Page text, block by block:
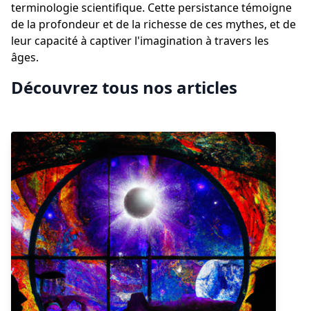
terminologie scientifique. Cette persistance témoigne
de la profondeur et de la richesse de ces mythes, et de
leur capacité à captiver l'imagination à travers les
âges.
Découvrez tous nos articles